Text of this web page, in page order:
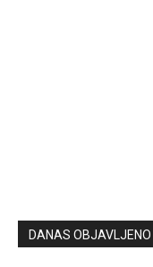
DANAS OBJAVLJENO